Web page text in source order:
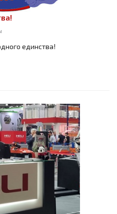
единства!